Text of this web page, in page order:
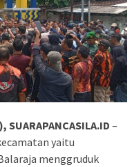
SUARAPANCASILA.ID –
yaitu
menggruduk